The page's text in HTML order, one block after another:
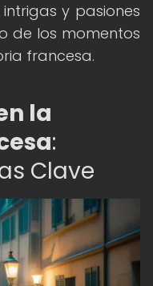
y pasiones
de los momentos
francesa.
la
:
Clave